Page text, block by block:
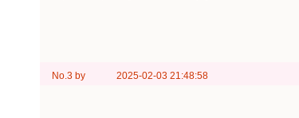
No.3 by 2025-02-03 21:48:58